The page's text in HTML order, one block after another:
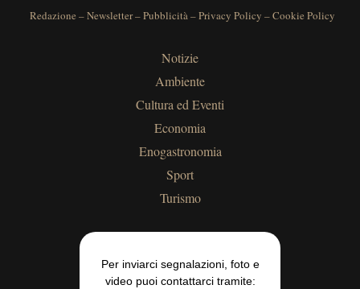
Redazione –Newsletter–Pubblicità–Privacy Policy –Cookie Policy
Notizie
Ambiente
Cultura ed Eventi
Economia
Enogastronomia
Sport
Turismo
Per inviarci segnalazioni, foto e
video puoi contattarci tramite: